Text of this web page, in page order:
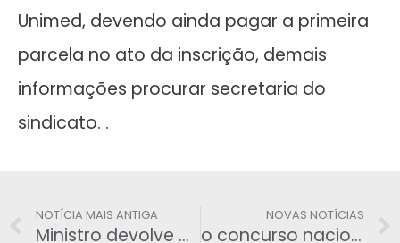
Unimed, devendo ainda pagar a primeira
parcela no ato da inscrição, demais
informações procurar secretaria do
sindicato. .
NOTÍCIA MAIS ANTIGA
Ministro devolve convite para solenidade por ter sido assinado por um ser inferior
NOVAS NOTÍCIAS
o concurso nacional da Empresa Brasileira de Serviços Hospitalares, EBSERH,